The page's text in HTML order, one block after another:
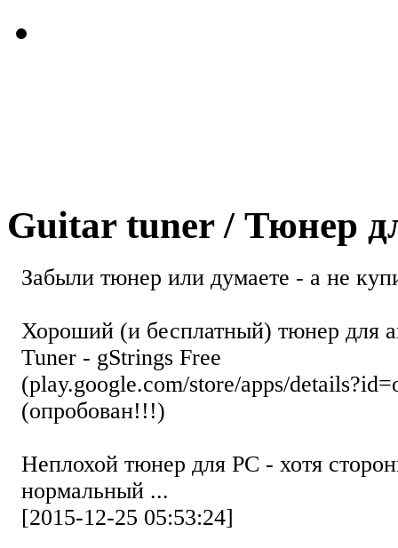
Guitar tuner / Тюнер
Забыли тюнер или думаете - а не
Хороший (и бесплатный) тюнер для
Tuner - gStrings Free
(play.google.com/store/apps/
(опробован!!!)
Неплохой тюнер для РС - хотя
нормальный ...
[2015-12-25 05:53:24]